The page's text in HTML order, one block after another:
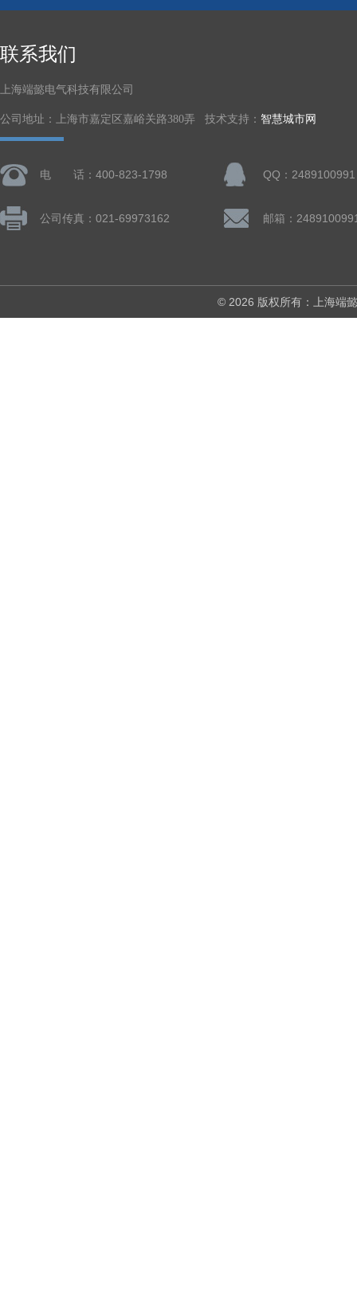
联系我们
上海端懿电气科技有限公司
公司地址：上海市嘉定区嘉峪关路380弄 技术支持： 智慧城市网
电 话：400-823-1798 QQ：2489100991
公司传真：021-69973162 邮箱：
© 2026 版权所有：上海端